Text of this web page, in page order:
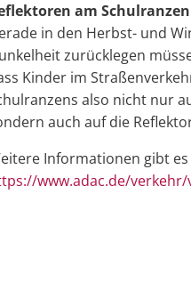
am Schulranzen
in den Herbst- und
zurücklegen
Kinder im
also nicht nur
auch auf die
Informationen gibt es
www.adac.de/